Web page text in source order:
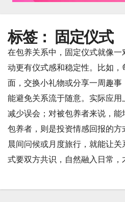
标签： 固定仪式
在包养关系中，固定仪式就像
动更有仪式感和稳定性。比如
面，交换小礼物或分享一周趣
能避免关系流于随意。实际应用
减少误会；对被包养者来说，
包养者，则是投资情感回报的
晨间问候或月度旅行，就能让
式要双方共识，自然融入日常，